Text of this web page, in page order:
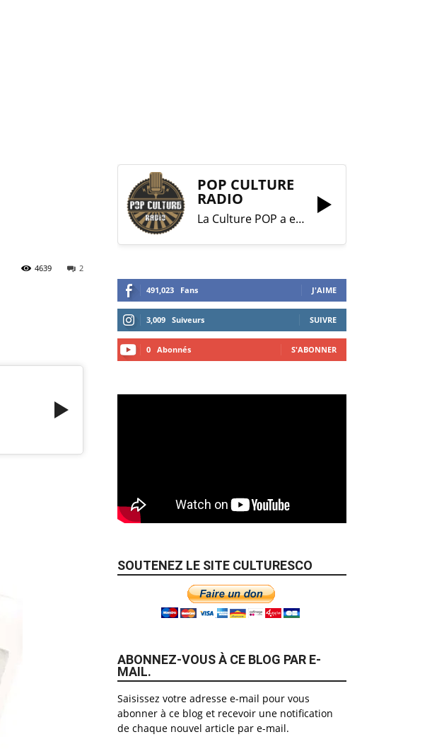
2
4639
POP CULTURE
RADIO
La Culture POP a enfin trouvé sa RADIO !
491,023 Fans J'AIME
3,009 Suiveurs SUIVRE
0 Abonnés S'ABONNER
SOUTENEZ LE SITE CULTURESCO
ABONNEZ-VOUS À CE BLOG PAR E-
MAIL.
Saisissez votre adresse e-mail pour vous
abonner à ce blog et recevoir une notification
de chaque nouvel article par e-mail.